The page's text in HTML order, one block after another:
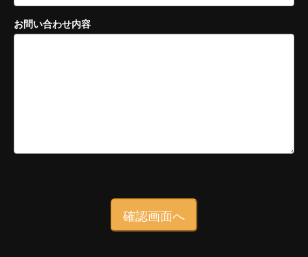
お問い合わせ内容